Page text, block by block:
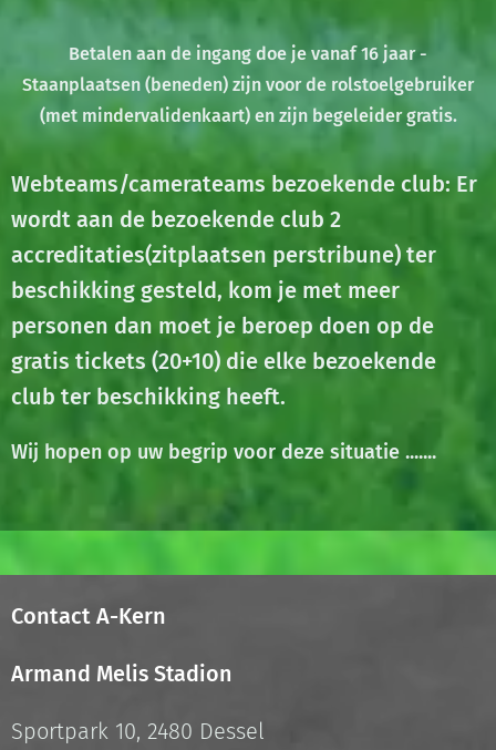
Betalen aan de ingang doe je vanaf 16 jaar -
Staanplaatsen (beneden) zijn voor de rolstoelgebruiker
(met mindervalidenkaart) en zijn begeleider gratis.
Webteams/camerateams bezoekende club: Er
wordt aan de bezoekende club 2
accreditaties(zitplaatsen perstribune) ter
beschikking gesteld, kom je met meer
personen dan moet je beroep doen op de
gratis tickets (20+10) die elke bezoekende
club ter beschikking heeft.
Wij hopen op uw begrip voor deze situatie .......
Contact A-Kern
Armand Melis Stadion
Sportpark 10, 2480 Dessel